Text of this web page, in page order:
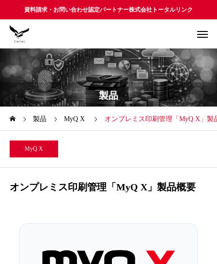
資料請求・お問い合わせ認定パートナー株式会社トータルリンク
製品
製品 MyQ X オンプレミス印刷管理「MyQ X」製
MyQ X
オンプレミス印刷管理「MyQ X」製品概要